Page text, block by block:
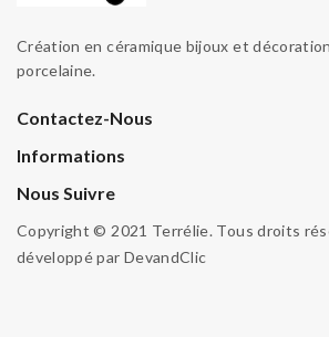
Création en céramique bijoux et
porcelaine.
Contactez-Nous
Informations
Nous Suivre
Copyright © 2021 Terrélie. Tous droits
développé par DevandClic